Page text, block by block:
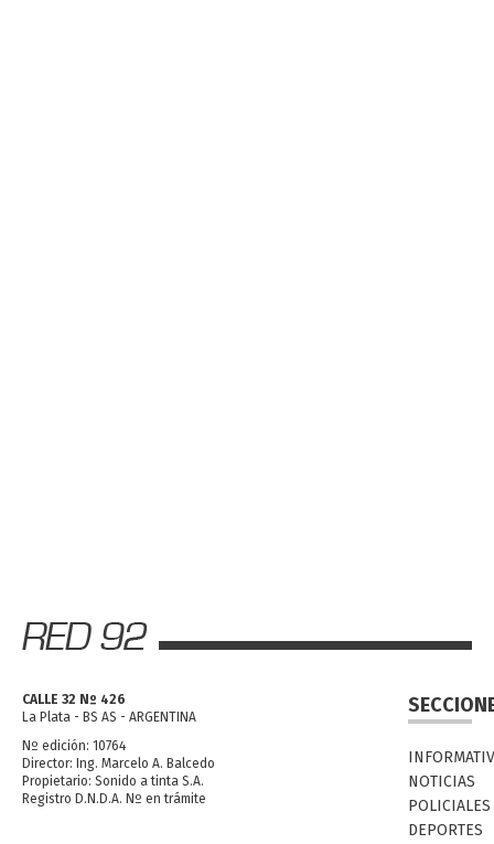
CALLE 32 Nº 426
La Plata - BS AS - ARGENTINA
Nº edición: 10764
Director: Ing. Marcelo A. Balcedo
Propietario: Sonido a tinta S.A.
Registro D.N.D.A. Nº en trámite
NOTICIAS
POLICIALES
DEPORTES